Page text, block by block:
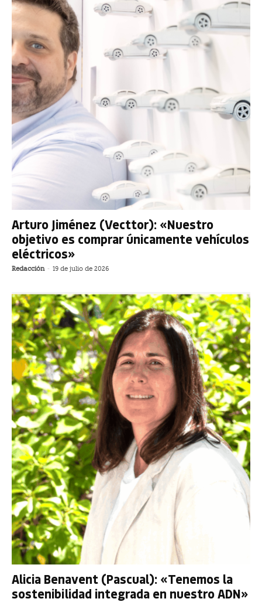
Arturo Jiménez (Vecttor): «Nuestro
objetivo es comprar únicamente vehículos
eléctricos»
Redacción - 19 de julio de 2026
Alicia Benavent (Pascual): «Tenemos la
sostenibilidad integrada en nuestro ADN»